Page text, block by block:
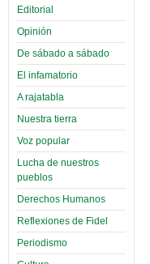
Editorial
Opinión
De sábado a sábado
El infamatorio
A rajatabla
Nuestra tierra
Voz popular
Lucha de nuestros
pueblos
Derechos Humanos
Reflexiones de Fidel
Periodismo